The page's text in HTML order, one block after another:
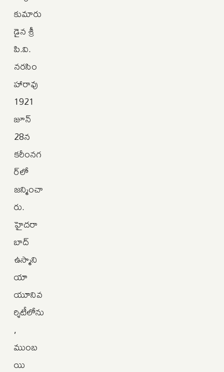
కుమారు
డైన శ్రీ
పి.వి.
నరసిం
హారావు
1921
జూన్‌
28న
కరీంనగ
ర్‌లో
జన్మించా
రు.
హైదరా
బాద్‌
ఉస్మాని
యా
యూనివ
ర్శిటీలోను
,
ముంబ
యి